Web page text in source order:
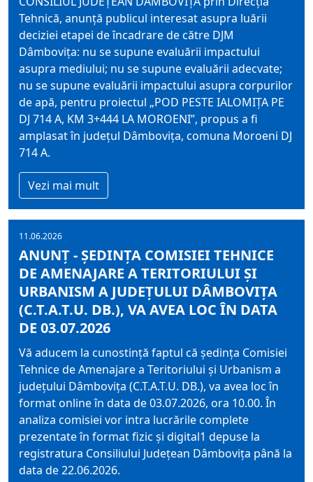
Tehnică, anunţă publicul interesat asupra luării
deciziei etapei de încadrare de către DJM
Dâmbovița: nu se supune evaluării impactului
asupra mediului; nu se supune evaluării adecvate;
nu se supune evaluării impactului asupra corpurilor
de apă, pentru proiectul „POD PESTE IALOMIȚA PE
DJ 714 A, KM 3+444 LA MOROENI”, propus a fi
amplasat în judeţul Dâmboviţa, comuna Moroeni DJ
714 A.
Vezi mai mult
11.06.2026
ANUNȚ - ȘEDINȚA COMISIEI TEHNICE
DE AMENAJARE A TERITORIULUI ȘI
URBANISM A JUDEȚULUI DÂMBOVIȚA
(C.T.A.T.U. DB.), VA AVEA LOC ÎN DATA
DE 03.07.2026
Vă aducem la cunostință faptul că ședința Comisiei
Tehnice de Amenajare a Teritoriului și Urbanism a
județului Dâmbovița (C.T.A.T.U. DB.), va avea loc în
format online în data de 03.07.2026, ora 10.00. În
analiza comisiei vor intra lucrările complete
prezentate în format fizic și digital1 depuse la
registratura Consiliului Județean Dâmbovița până la
data de 22.06.2026.